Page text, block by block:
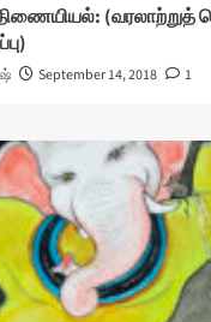
(வரலாற்றுத்
September 14, 2018 1